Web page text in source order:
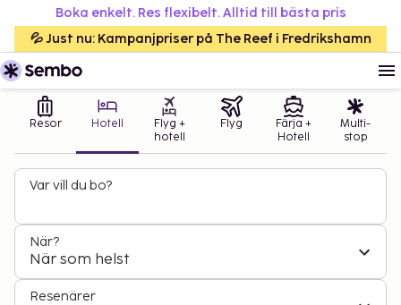
Boka enkelt. Res flexibelt. Alltid till bästa pris
💦 Just nu: Kampanjpriser på The Reef i Fredrikshamn
Resor Hotell
Flyg +
hotell
Flyg
Färja +
Hotell
Multi-
stop
Var vill du bo?
När?
När som helst
Resenärer